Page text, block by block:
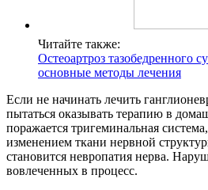
Читайте также:
Остеоартроз тазобедренного
основные методы лечения
Если не начинать лечить
пытаться оказывать терапию в
поражается тригеминальная
изменением ткани нервной
становится невропатия нерва.
вовлеченных в процесс.